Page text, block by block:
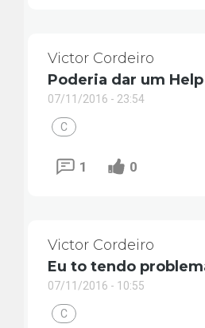
Victor Cordeiro
Poderia dar um
07/11/2016 - 23:54
C
1 0
Victor Cordeiro
Eu to tendo
07/11/2016 - 10:55
C